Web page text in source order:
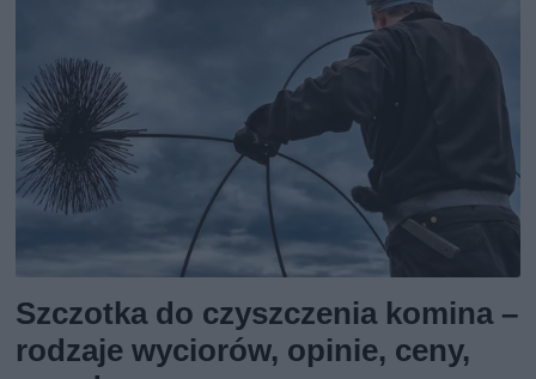
Szczotka do czyszczenia komina –
rodzaje wyciorów, opinie, ceny,